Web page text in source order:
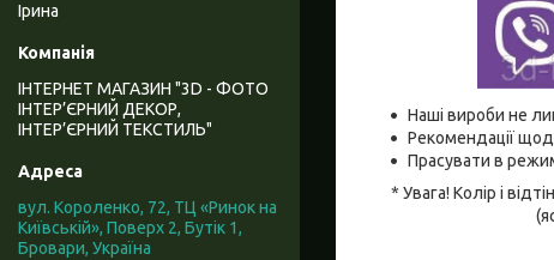
Наші вироби не
Рекомендації
Прасувати в
* Увага! Колір і
Ірина
ІНТЕРНЕТ МАГАЗИН "3D - ФОТО
ІНТЕР’ЄРНИЙ ДЕКОР,
ІНТЕР’ЄРНИЙ ТЕКСТИЛЬ"
вул. Короленко, 72, ТЦ «Ринок на
Київській», Поверх 2, Бутік 1,
Бровари, Україна